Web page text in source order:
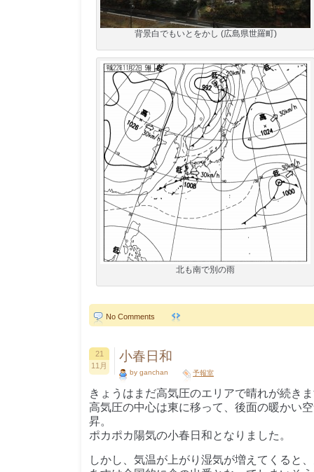
背景白でもいとをかし (広島県世羅町)
北も南で別の雨
No Comments
21
11月
小春日和
by ganchan 予報室
きょうはまだ高気圧のエリアで晴れが続き
高気圧の中心は東に移って、後面の暖かい
昇。
ポカポカ陽気の小春日和となりました。
しかし、気温が上がり湿気が増えてくると